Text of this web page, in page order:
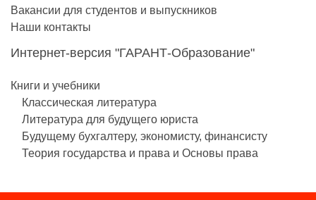
Вакансии для студентов и выпускников
Наши контакты
Интернет-версия "ГАРАНТ-Образование"
Книги и учебники
Классическая литература
Литература для будущего юриста
Будущему бухгалтеру, экономисту, финансисту
Теория государства и права и Основы права